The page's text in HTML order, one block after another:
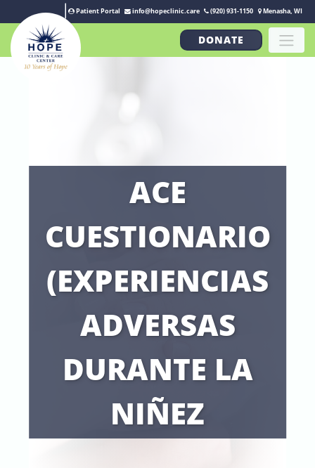
Patient Portal info@hopeclinic.care (920) 931-1150 Menasha, WI
DONATE
ACE
CUESTIONARIO
(EXPERIENCIAS
ADVERSAS
DURANTE LA
NIÑEZ